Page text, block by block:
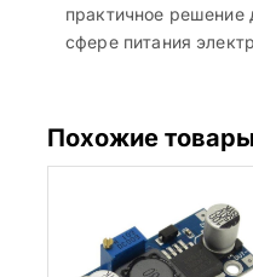
практичное решение
сфере питания
Похожие товары